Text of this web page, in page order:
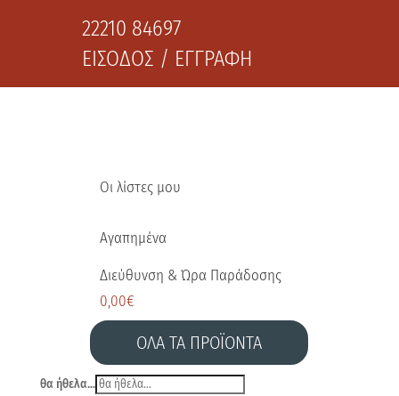
22210 84697
ΕΙΣΟΔΟΣ / ΕΓΓΡΑΦΗ
Οι λίστες μου
Αγαπημένα
Διεύθυνση & Ώρα Παράδοσης
0,00€
ΟΛΑ ΤΑ ΠΡΟΪΟΝΤΑ
θα ήθελα...